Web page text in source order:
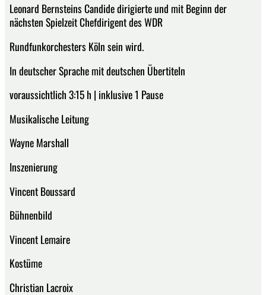
Leonard Bernsteins Candide dirigierte und mit Beginn der
nächsten Spielzeit Chefdirigent des WDR
Rundfunkorchesters Köln sein wird.
In deutscher Sprache mit deutschen Übertiteln
voraussichtlich 3:15 h | inklusive 1 Pause
Musikalische Leitung
Wayne Marshall
Inszenierung
Vincent Boussard
Bühnenbild
Vincent Lemaire
Kostüme
Christian Lacroix